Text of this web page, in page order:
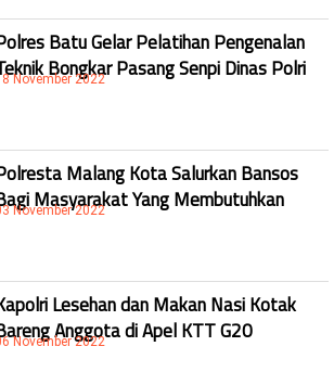
Batu Gelar Pelatihan Pengenalan
Bongkar Pasang Senpi Dinas Polri
November 2022
Malang Kota Salurkan Bansos
Masyarakat Yang Membutuhkan
November 2022
Lesehan dan Makan Nasi Kotak
Anggota di Apel KTT G20
November 2022